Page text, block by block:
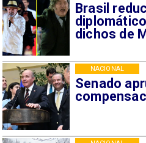
Brasil
dichos de
Senado
NACIONAL